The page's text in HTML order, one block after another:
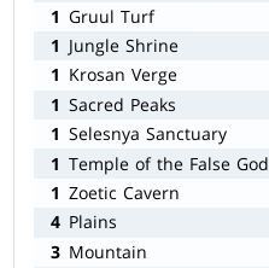
1 Gruul Turf
1 Jungle Shrine
1 Krosan Verge
1 Sacred Peaks
1 Selesnya Sanctuary
1 Temple of the False God
1 Zoetic Cavern
4 Plains
3 Mountain